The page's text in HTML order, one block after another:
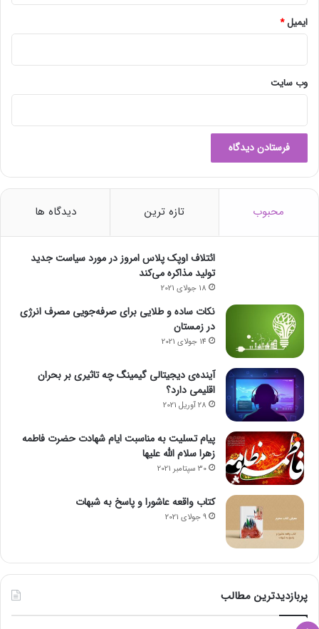
ت
ر
ک
م
و
ز
ی
ک
ایمیل*
وب‌ سایت
محبوب تازه ترین دیدگاه ها
ائتلاف اوپک پلاس امروز در مورد سیاست جدید
تولید مذاکره می‌کند
18 جولای 2021
نکات ساده و طلایی برای صرفه‌جویی مصرف انرژی
در زمستان
14 جولای 2021
آینده‌ی دیجیتالی گیمینگ چه تاثیری بر بحران
اقلیمی دارد؟
28 آوریل 2021
پیام تسلیت به مناسبت ایام شهادت حضرت فاطمه
زهرا سلام الله علیها
30 سپتامبر 2021
کتاب واقعه عاشورا و پاسخ به شبهات
9 جولای 2021
پربازدیدترین مطالب